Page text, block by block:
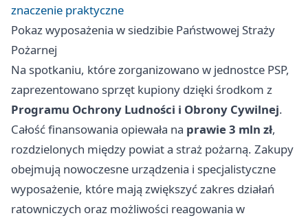
znaczenie praktyczne
Pokaz wyposażenia w siedzibie Państwowej Straży
Pożarnej
Na spotkaniu, które zorganizowano w jednostce PSP,
zaprezentowano sprzęt kupiony dzięki środkom z
Programu Ochrony Ludności i Obrony Cywilnej.
Całość finansowania opiewała na prawie 3 mln zł,
rozdzielonych między powiat a straż pożarną. Zakupy
obejmują nowoczesne urządzenia i specjalistyczne
wyposażenie, które mają zwiększyć zakres działań
ratowniczych oraz możliwości reagowania w